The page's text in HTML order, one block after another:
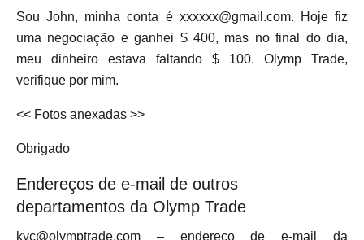
Sou John, minha conta é xxxxxx@gmail.com. Hoje fiz
uma negociação e ganhei $ 400, mas no final do dia,
meu dinheiro estava faltando $ 100. Olymp Trade,
verifique por mim.
<< Fotos anexadas >>
Obrigado
Endereços de e-mail de outros
departamentos da Olymp Trade
kyc@olymptrade.com – endereço de e-mail da